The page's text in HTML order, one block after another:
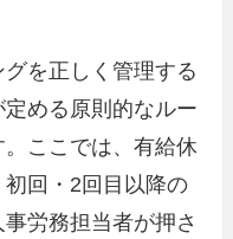
を正しく管理する
める原則的なルー
ここでは、有給休
回・2回目以降の
労務担当者が押さ